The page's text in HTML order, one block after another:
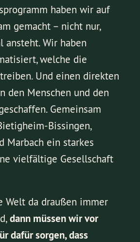
haben wir auf
gemacht – nicht nur,
ansteht. Wir haben
welche die
Und einen direkten
den Menschen und den
Gemeinsam
Bissingen,
Marbach ein starkes
vielfältige Gesellschaft
Welt da draußen immer
dann müssen wir vor
dafür sorgen, dass